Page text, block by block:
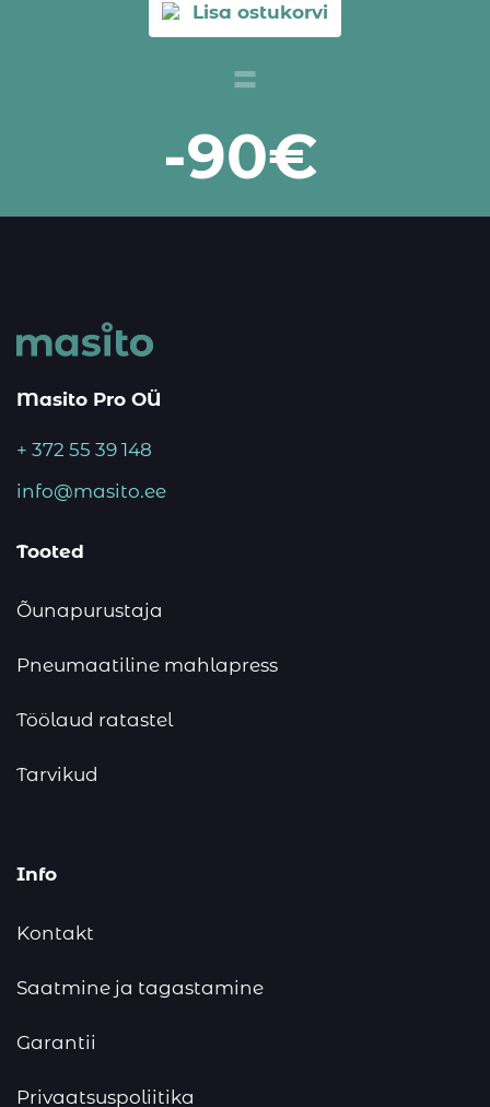
Lisa ostukorvi
=
-90€
Masito Pro OÜ
+ 372 55 39 148
info@masito.ee
Tooted
Õunapurustaja
Pneumaatiline mahlapress
Töölaud ratastel
Tarvikud
Info
Kontakt
Saatmine ja tagastamine
Garantii
Privaatsuspoliitika